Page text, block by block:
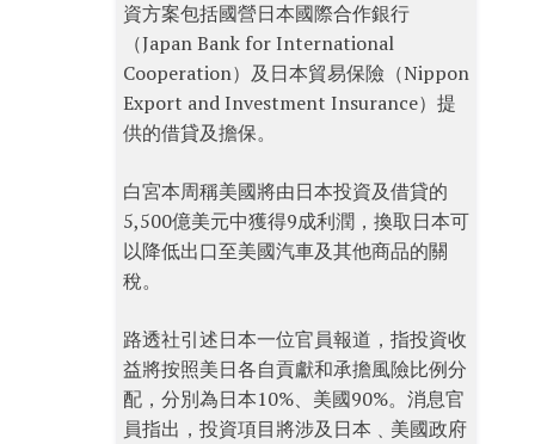
資方案包括國營日本國際合作銀行
（Japan Bank for International
Cooperation）及日本貿易保險（Nippon
Export and Investment Insurance）提
供的借貸及擔保。
白宮本周稱美國將由日本投資及借貸的
5,500億美元中獲得9成利潤，換取日本可
以降低出口至美國汽車及其他商品的關
稅。
路透社引述日本一位官員報道，指投資收
益將按照美日各自貢獻和承擔風險比例分
配，分別為日本10%、美國90%。消息官
員指出，投資項目將涉及日本﹑美國政府